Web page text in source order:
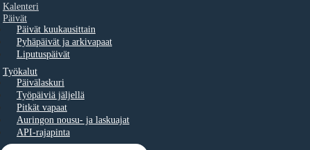
Kalenteri
Päivät
Päivät kuukausittain
Pyhäpäivät ja arkivapaat
Liputuspäivät
Työkalut
Päivälaskuri
Työpäiviä jäljellä
Pitkät vapaat
Auringon nousu- ja laskuajat
API-rajapinta